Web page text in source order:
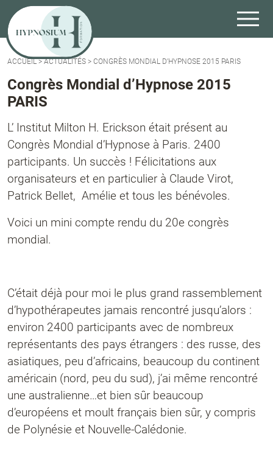
ACCUEIL>ACTUALITÉS > CONGRÈS MONDIAL D’HYPNOSE 2015 PARIS
Congrès Mondial d’Hypnose 2015
PARIS
L’ Institut Milton H. Erickson était présent au
Congrès Mondial d’Hypnose à Paris. 2400
participants. Un succès ! Félicitations aux
organisateurs et en particulier à Claude Virot,
Patrick Bellet, Amélie et tous les bénévoles.
Voici un mini compte rendu du 20e congrès
mondial.
C’était déjà pour moi le plus grand rassemblement
d’hypothérapeutes jamais rencontré jusqu’alors :
environ 2400 participants avec de nombreux
représentants des pays étrangers : des russe, des
asiatiques, peu d’africains, beaucoup du continent
américain (nord, peu du sud), j’ai même rencontré
une australienne…et bien sûr beaucoup
d’européens et moult français bien sûr, y compris
de Polynésie et Nouvelle-Calédonie.